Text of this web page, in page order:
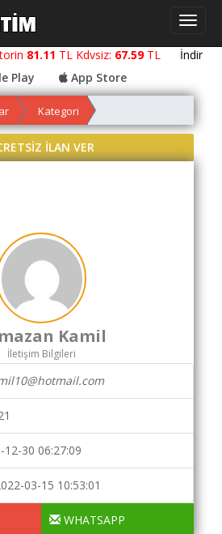
81.11 TL Kdvsiz: 67.59TL İndir
Play
App Store
Kategori
İLAN VER
Kamil
İletişim Bilgileri
12-30 06:27:09
03-15 10:53:01
WHATSAPP